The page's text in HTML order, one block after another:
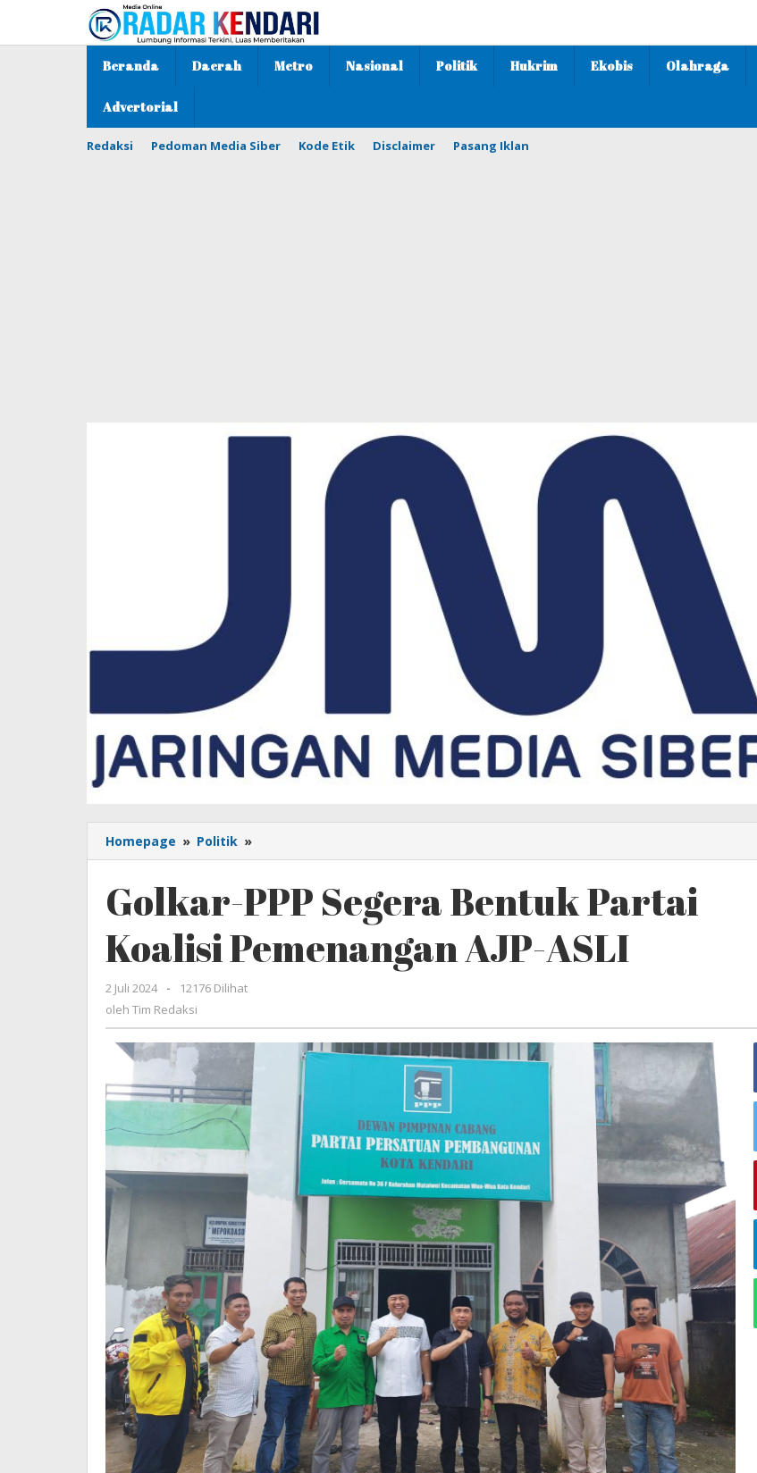
konten
Beranda Daerah Metro Nasional Politik Hukrim Ekobis Olahraga
Advertorial
Redaksi Pedoman Media Siber Kode Etik Disclaimer Pasang Iklan
Homepage » Politik »
PPP
Bentuk
Partai
Pemenangan
Golkar-PPP Segera Bentuk Partai
Koalisi Pemenangan AJP-ASLI
2 Juli 2024
oleh
Tim
-
12176 Dilihat
oleh Tim Redaksi